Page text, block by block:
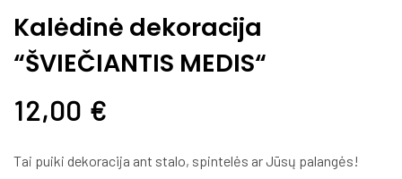
Kalėdinė dekoracija
“ŠVIEČIANTIS MEDIS“
12,00 €
Tai puiki dekoracija ant stalo, spintelės ar Jūsų palangės!